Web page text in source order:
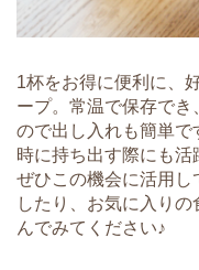
1杯をお得に便利に、
ープ。常温で保存で
ので出し入れも簡単
時に持ち出す際にも活
ぜひこの機会に活用
したり、お気に入り
んでみてください♪